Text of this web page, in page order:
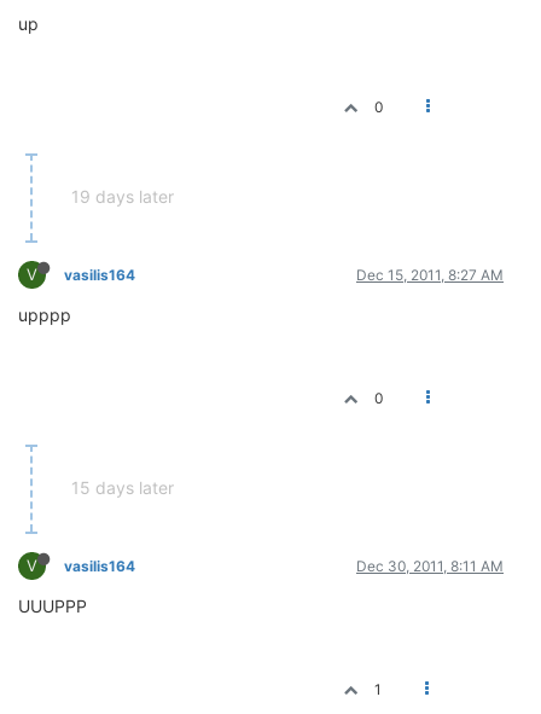
up
0
19 days later
V vasilis164 Dec 15, 2011, 8:27 AM
upppp
0
15 days later
V vasilis164 Dec 30, 2011, 8:11 AM
UUUPPP
1